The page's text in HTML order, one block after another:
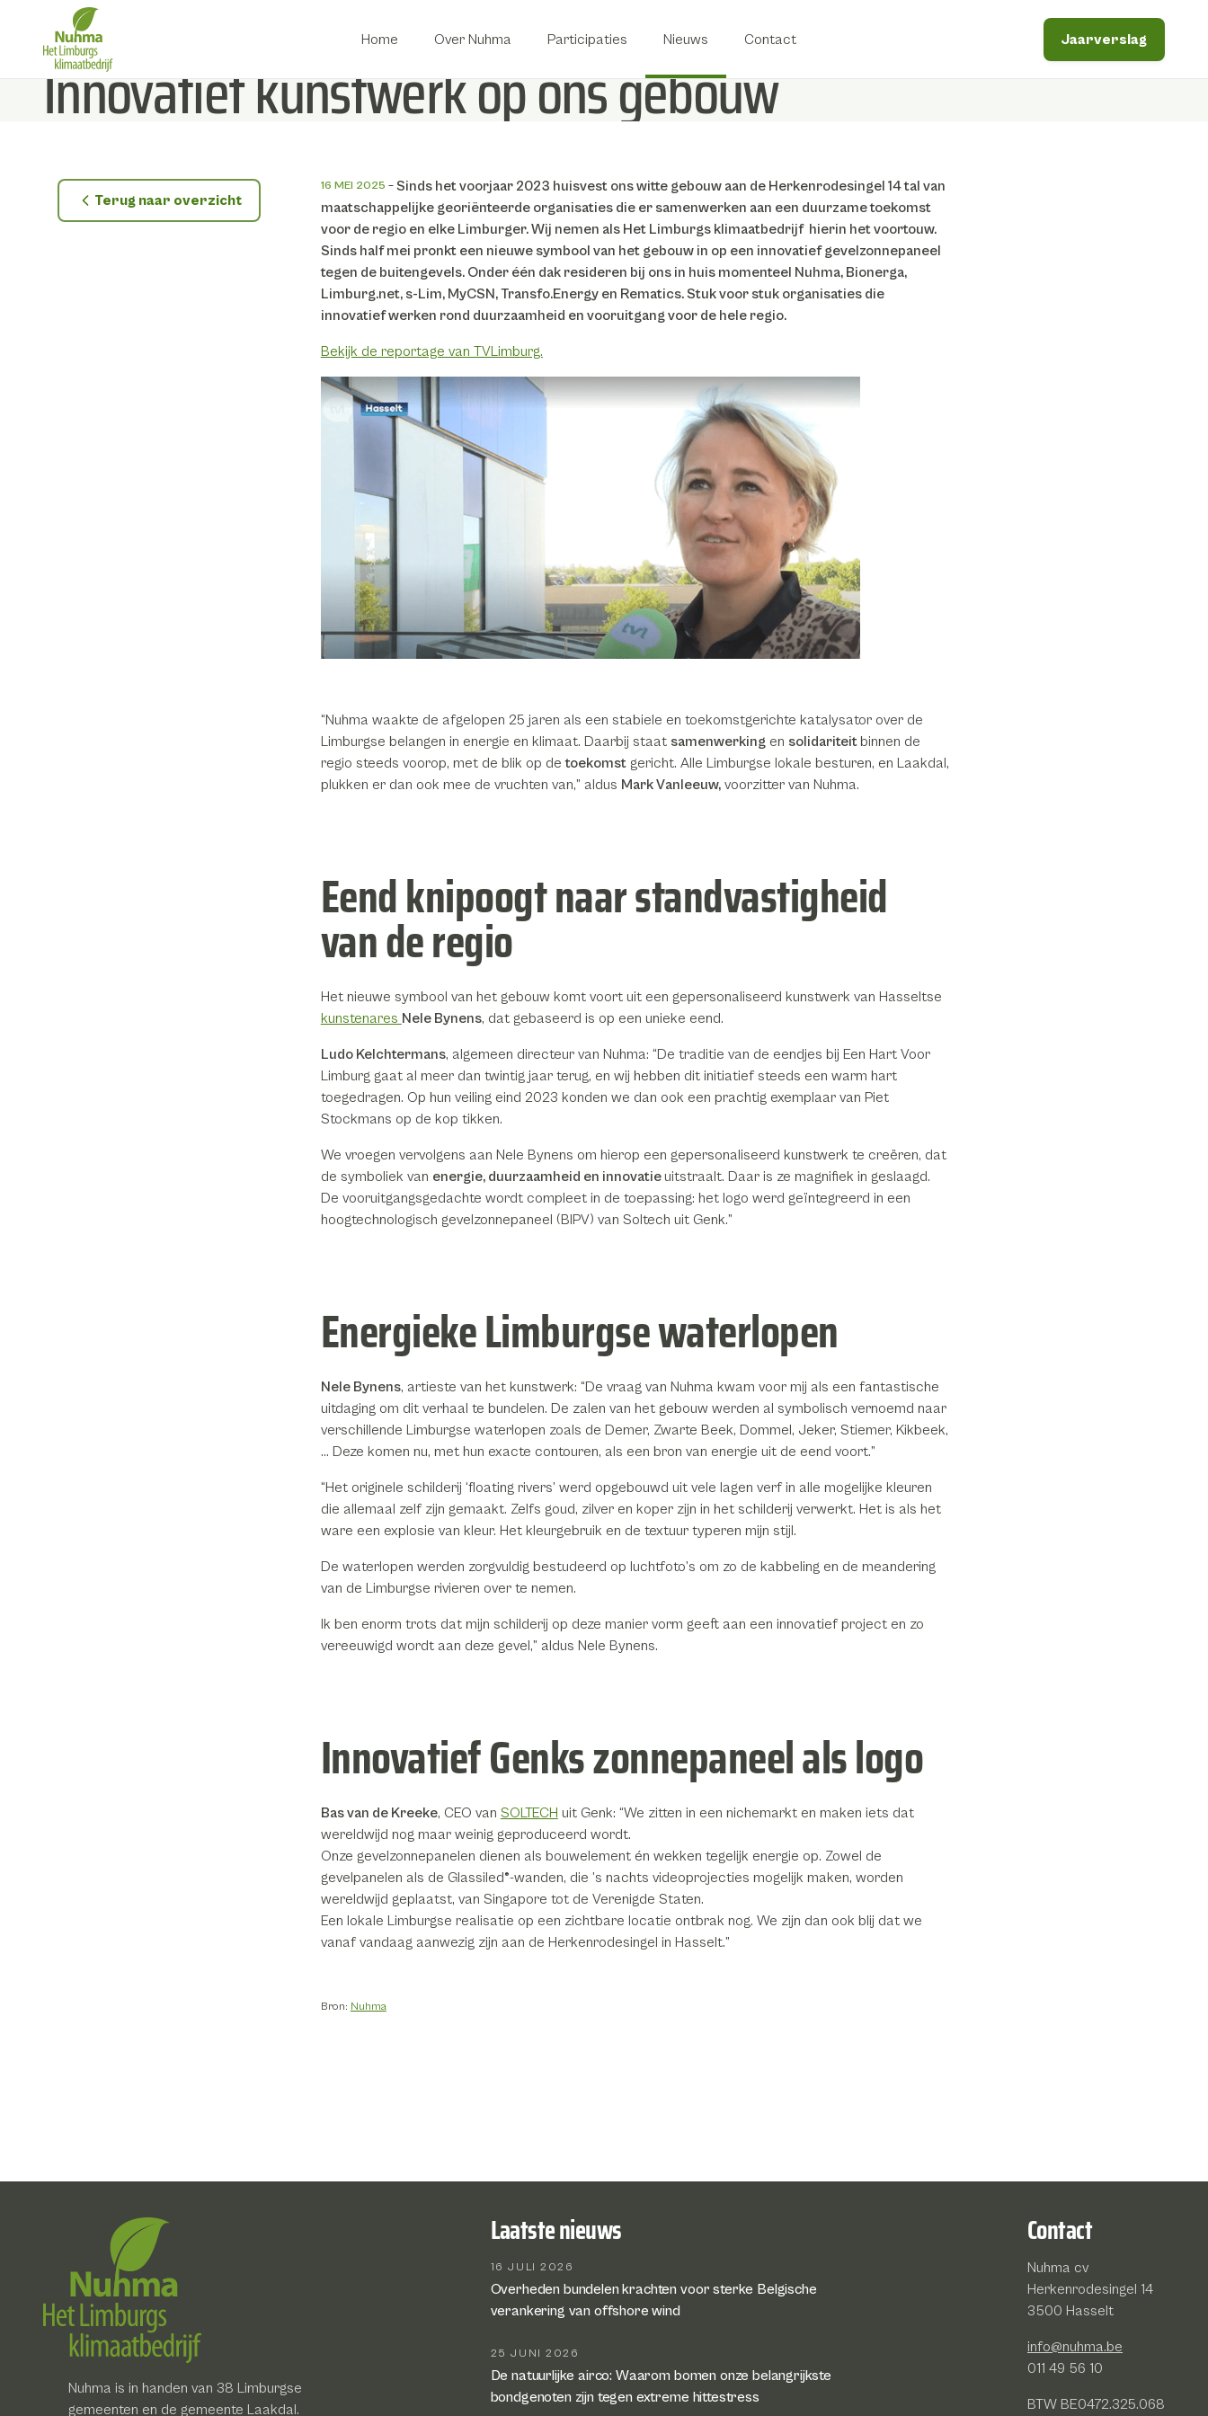
Direct naar inhoud
Home Over Nuhma Participaties Nieuws Contact Jaarverslag
Innovatief kunstwerk op ons gebouw
Terug naar overzicht
16 MEI 2025 Sinds het voorjaar 2023 huisvest ons witte gebouw aan de Herkenrodesingel 14tal van
maatschappelijke georiënteerde organisaties die er samenwerken aan een duurzame toekomst
voor de regio en elke Limburger.Wij nemen als Het Limburgs klimaatbedrijf hierin het voortouw.
Sinds half mei pronkt een nieuwe symbool van het gebouw in op een innovatief gevelzonnepaneel
tegen de buitengevels. Onder één dak resideren bij ons in huis momenteel Nuhma, Bionerga,
Limburg.net, s-Lim, MyCSN, Transfo.Energy en Rematics.Stuk voor stuk organisaties die
innovatief werken rond duurzaamheid en vooruitgang voor de hele regio.
Bekijk de reportage van TVLimburg.
“Nuhma waakte de afgelopen 25 jaren als een stabiele en toekomstgerichte katalysator over de
Limburgse belangen in energie en klimaat. Daarbij staat samenwerkingen solidariteitbinnen de
regio steeds voorop, met de blik op detoekomstgericht. Alle Limburgse lokale besturen, en Laakdal,
plukken er dan ook mee de vruchten van,” aldus Mark Vanleeuw,voorzitter van Nuhma.
Eend knipoogt naar standvastigheid
van de regio
Het nieuwe symbool van het gebouw komt voort uit een gepersonaliseerd kunstwerk van Hasseltse
kunstenares Nele Bynens, dat gebaseerd is op een unieke eend.
Ludo Kelchtermans, algemeen directeur van Nuhma: “De traditie van de eendjes bij Een Hart Voor
Limburg gaat al meer dan twintig jaar terug, en wij hebben dit initiatief steeds een warm hart
toegedragen. Op hun veiling eind 2023 konden we dan ook een prachtig exemplaar van Piet
Stockmans op de kop tikken.
We vroegen vervolgens aan Nele Bynens om hierop een gepersonaliseerd kunstwerk te creëren, dat
de symboliek van energie, duurzaamheid en innovatieuitstraalt. Daar is ze magnifiek in geslaagd.
De vooruitgangsgedachte wordt compleet in de toepassing: het logo werd geïntegreerd in een
hoogtechnologisch gevelzonnepaneel (BIPV) van Soltech uit Genk.”
Energieke Limburgse waterlopen
Nele Bynens, artieste van het kunstwerk: “De vraag van Nuhma kwam voor mij als een fantastische
uitdaging om dit verhaal te bundelen. De zalen van het gebouw werden al symbolisch vernoemd naar
verschillende Limburgse waterlopen zoals de Demer, Zwarte Beek, Dommel, Jeker, Stiemer, Kikbeek,
… Deze komen nu, met hun exacte contouren, als een bron van energie uit de eend voort.”
“Het originele schilderij ‘floating rivers’ werd opgebouwd uit vele lagen verf in alle mogelijke kleuren
die allemaal zelf zijn gemaakt. Zelfs goud, zilver en koper zijn in het schilderij verwerkt. Het is als het
ware een explosie van kleur. Het kleurgebruik en de textuur typeren mijn stijl.
De waterlopen werden zorgvuldig bestudeerd op luchtfoto’s om zo de kabbeling en de meandering
van de Limburgse rivieren over te nemen.
Ik ben enorm trots dat mijn schilderij op deze manier vorm geeft aan een innovatief project en zo
vereeuwigd wordt aan deze gevel,” aldus Nele Bynens.
Innovatief Genks zonnepaneel als logo
Bas van de Kreeke, CEO van SOLTECH uit Genk: “We zitten in een nichemarkt en maken iets dat
wereldwijd nog maar weinig geproduceerd wordt.
Onze gevelzonnepanelen dienen als bouwelement én wekken tegelijk energie op. Zowel de
gevelpanelen als de Glassiled®-wanden, die ’s nachts videoprojecties mogelijk maken, worden
wereldwijd geplaatst, van Singapore tot de Verenigde Staten.
Een lokale Limburgse realisatie op een zichtbare locatie ontbrak nog. We zijn dan ook blij dat we
vanaf vandaag aanwezig zijn aan de Herkenrodesingel in Hasselt.”
Bron: Nuhma
Nuhma is in handen van 38 Limburgse
gemeenten en de gemeente Laakdal.
Laatste nieuws
16 JULI 2026
Overheden bundelen krachten voor sterke Belgische
verankering van offshore wind
25 JUNI 2026
De natuurlijke airco: Waarom bomen onze belangrijkste
bondgenoten zijn tegen extreme hittestress
Contact
Nuhma cv
Herkenrodesingel 14
3500 Hasselt
info@nuhma.be
011 49 56 10
BTW BE0472.325.068